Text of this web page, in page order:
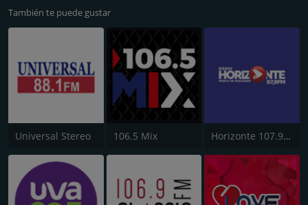
También te puede gustar
Universal Stereo 106.5 Mix Horizonte 107.9 FM